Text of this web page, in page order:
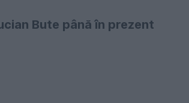
Bute până în prezent